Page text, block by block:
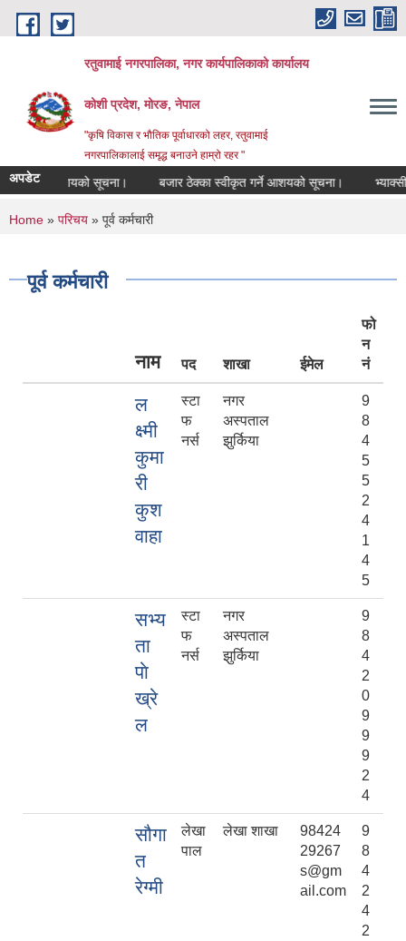
Skip to main content
रतुवामाई नगरपालिका, नगर कार्यपालिकाको कार्यालय
कोशी प्रदेश, मोरङ, नेपाल
"कृषि विकास र भौतिक पूर्वाधारको लहर, रतुवामाई
नगरपालिकालाई समृद्ध बनाउने हाम्रो रहर "
अपडेटआशयको सूचना। बजार ठेक्का स्वीकृत गर्ने आशयको सूचना। भ्याक्सीनेटर
You are here
Home » परिचय » पूर्व कर्मचारी
पूर्व कर्मचारी
नाम पद शाखा ईमेल
फो
न
नं
ल
क्ष्मी
कुमा
री
कुश
वाहा
स्टा
फ
नर्स
नगर
अस्पताल
झुर्किया
9
8
4
5
5
2
4
1
4
5
सभ्य
ता
पाे
ख्रे
ल
स्टा
फ
नर्स
नगर
अस्पताल
झुर्किया
9
8
4
2
0
9
9
9
2
4
सौगा
त
रेग्मी
लेखा
पाल
लेखा शाखा
98424
29267
s@gm
ail.com
9
8
4
2
4
2